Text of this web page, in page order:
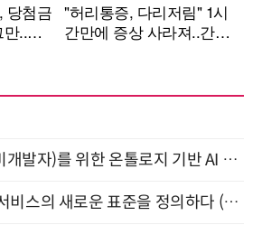
모든 업무 담당자(비개발자)를 위한 온톨로지 기반 AI 지식체계 설계 1-day 워크숍 8월 20일 개최
차세대 AICC, 고객 서비스의 새로운 표준을 정의하다 (9/9)